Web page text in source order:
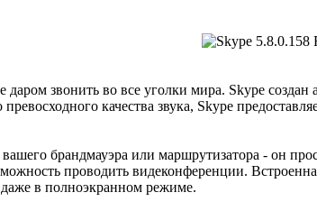
звонить во все уголки мира. Skype создан
качества звука, Skype
брандмауэра или маршрутизатора - он
проводить видеконференции.
в полноэкранном режиме.